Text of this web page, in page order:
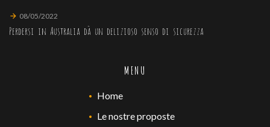
08/05/2022
Perdersi in Australia dà un delizioso senso di sicurezza
MENU
Home
Le nostre proposte